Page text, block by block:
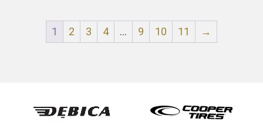
1 2 3 4 … 9 10 11 →